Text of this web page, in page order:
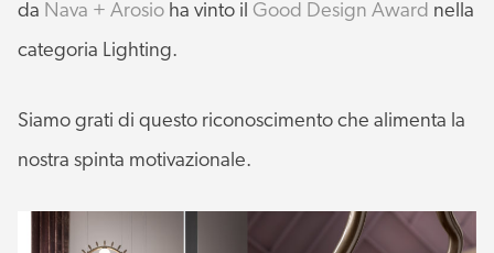
da Nava + Arosio ha vinto il Good Design Award nella
categoria Lighting.
Siamo grati di questo riconoscimento che alimenta la
nostra spinta motivazionale.